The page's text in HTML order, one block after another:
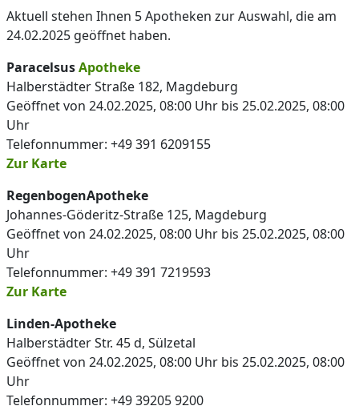
Aktuell stehen Ihnen 5 Apotheken zur Auswahl, die am
24.02.2025 geöffnet haben.
ParacelsusApotheke
Halberstädter Straße 182, Magdeburg
Geöffnet von 24.02.2025, 08:00 Uhr bis 25.02.2025, 08:00
Uhr
Telefonnummer: +49 391 6209155
Zur Karte
RegenbogenApotheke
Johannes-Göderitz-Straße 125, Magdeburg
Geöffnet von 24.02.2025, 08:00 Uhr bis 25.02.2025, 08:00
Uhr
Telefonnummer: +49 391 7219593
Zur Karte
Linden-Apotheke
Halberstädter Str. 45 d, Sülzetal
Geöffnet von 24.02.2025, 08:00 Uhr bis 25.02.2025, 08:00
Uhr
Telefonnummer: +49 39205 9200